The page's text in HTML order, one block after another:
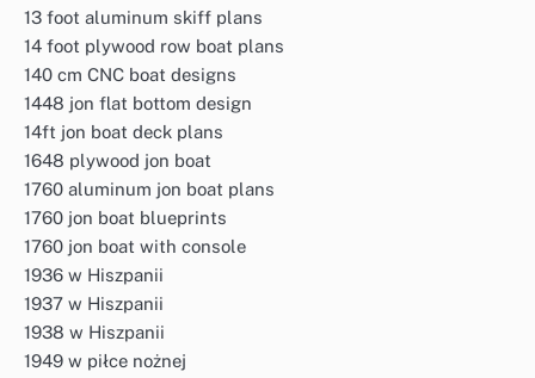
13 foot aluminum skiff plans
14 foot plywood row boat plans
140 cm CNC boat designs
1448 jon flat bottom design
14ft jon boat deck plans
1648 plywood jon boat
1760 aluminum jon boat plans
1760 jon boat blueprints
1760 jon boat with console
1936 w Hiszpanii
1937 w Hiszpanii
1938 w Hiszpanii
1949 w piłce nożnej